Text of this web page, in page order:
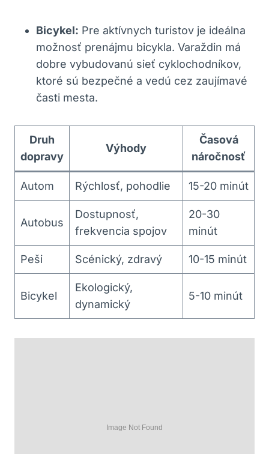
Bicykel: Pre aktívnych turistov je ideálna
možnosť prenájmu bicykla. Varaždin má
dobre vybudovanú sieť cyklochodníkov,
ktoré sú bezpečné a vedú cez zaujímavé
časti mesta.
Druh
dopravy
Výhody
Časová
náročnosť
Autom Rýchlosť, pohodlie 15-20 minút
Autobus
Dostupnosť,
frekvencia spojov
20-30
minút
Peši Scénický, zdravý 10-15 minút
Bicykel
Ekologický,
dynamický
5-10 minút